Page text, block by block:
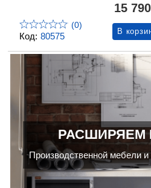
Код: 80575
(0)
15
В
РАСШИРЯЕМ
Производственной мебели